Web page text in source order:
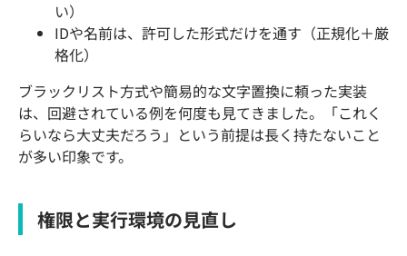
い）
IDや名前は、許可した形式だけを通す（正規化＋厳
格化）
ブラックリスト方式や簡易的な文字置換に頼った実装
は、回避されている例を何度も見てきました。「これく
らいなら大丈夫だろう」という前提は長く持たないこと
が多い印象です。
権限と実行環境の見直し